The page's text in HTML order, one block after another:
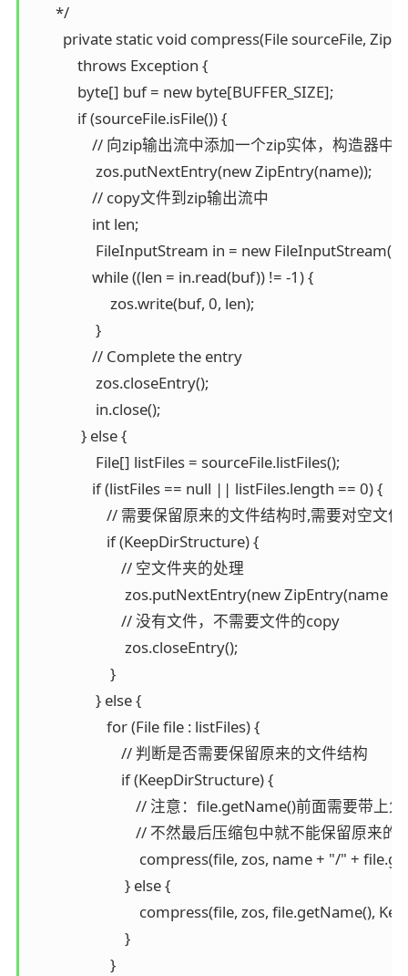
       */
private static void compress(File
             throws Exception {
             byte[] buf = new byte[BUFFER_SIZE];
             if (sourceFile.isFile()) {
// 向zip输出流中添加一个zip实体，构造
                  zos.putNextEntry(new ZipEntry(name));
                 // copy文件到zip输出流中
                 int len;
FileInputStream in = new
                 while ((len = in.read(buf)) != -1) {
                      zos.write(buf, 0, len);
                  }
                 // Complete the entry
                  zos.closeEntry();
                  in.close();
              } else {
                  File[] listFiles = sourceFile.listFiles();
                 if (listFiles == null || listFiles.length == 0) {
// 需要保留原来的文件结构时,需要对空
                     if (KeepDirStructure) {
                         // 空文件夹的处理
zos.putNextEntry(new ZipEntry(name +
                         // 没有文件，不需要文件的copy
                          zos.closeEntry();
                      }
                  } else {
                     for (File file : listFiles) {
                         // 判断是否需要保留原来的文件结构
                         if (KeepDirStructure) {
// 注意：file.getName()前面需要
// 不然最后压缩包中就不能保
compress(file, zos, name + "/" +
                          } else {
compress(file, zos, file.getName(),
                          }
                      }